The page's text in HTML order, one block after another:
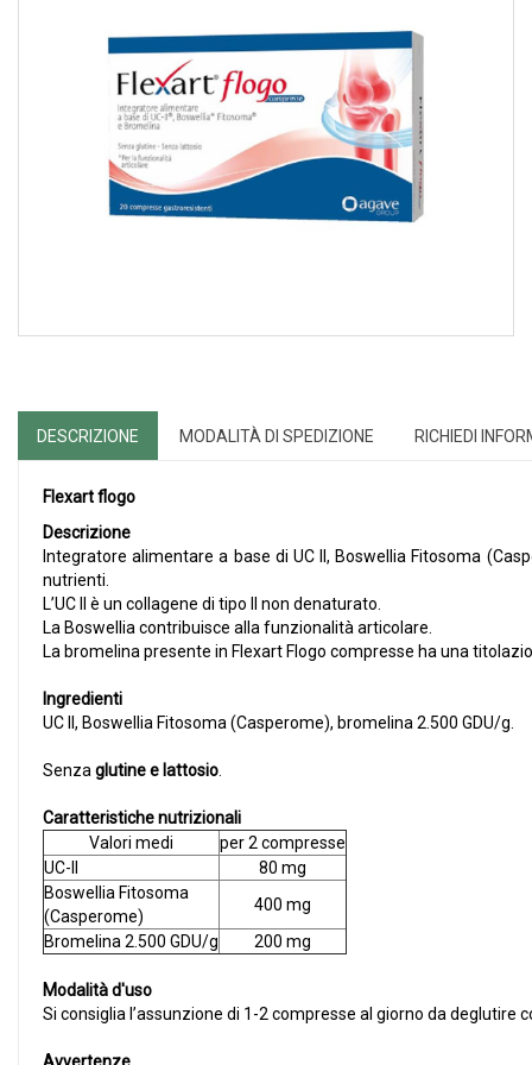
DESCRIZIONE MODALITÀ DI SPEDIZIONE RICHIEDI
Flexart flogo
Descrizione
Integratore alimentare a base di UC II, Boswellia Fitosoma
nutrienti.
L’UC II è un collagene di tipo II non denaturato.
La Boswellia contribuisce alla funzionalità articolare.
La bromelina presente in Flexart Flogo compresse ha una
Ingredienti
UC II, Boswellia Fitosoma (Casperome), bromelina 2.500 GDU/g.
Senza glutine e lattosio
Caratteristiche nutrizionali
Valori medi
per 2 compresse
UC-II
80 mg
Boswellia Fitosoma
(Casperome)
400 mg
Bromelina 2.500 GDU/g
200 mg
Modalità d'uso
Si consiglia l’assunzione di 1-2 compresse al giorno da deglutire